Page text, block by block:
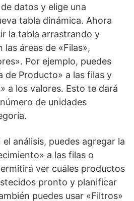
datos y elige una
tabla dinámica. Ahora
la tabla arrastrando y
áreas de «Filas»,
Por ejemplo, puedes
de Producto» a las filas y
a los valores. Esto te dará
de unidades
análisis, puedes agregar la
a las filas o
ver cuáles productos
pronto y planificar
puedes usar «Filtros»